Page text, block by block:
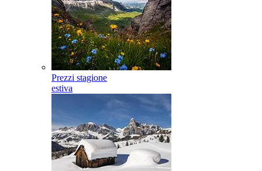
Prezzi stagione
estiva